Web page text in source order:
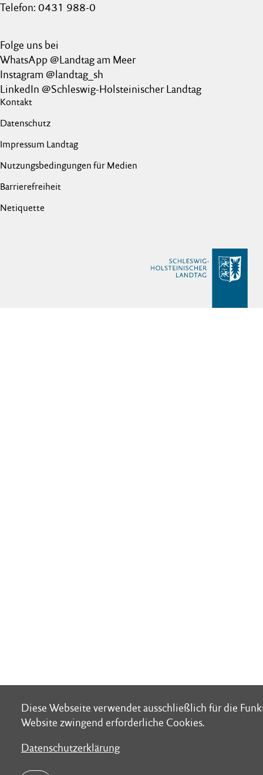
Diese Webseite verwendet ausschließlich für die
Website zwingend erforderliche Cookies.
Datenschutzerklärung
Diese Webseite verwendet ausschließlich für die
Website zwingend erforderliche Cookies.
Datenschutzerklärung
Telefon: 0431 988-0
Folge uns bei
WhatsApp @Landtag am Meer
Instagram @landtag_sh
LinkedIn @Schleswig-Holsteinischer Landtag
Kontakt
Datenschutz
Impressum Landtag
Nutzungsbedingungen für Medien
Barrierefreiheit
Netiquette